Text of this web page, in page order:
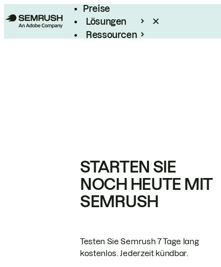
Preise
Lösungen
Ressourcen
STARTEN SIE
NOCH HEUTE MIT
SEMRUSH
Testen Sie Semrush 7 Tage lang
kostenlos. Jederzeit kündbar.